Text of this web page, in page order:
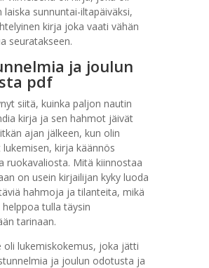
laiska sunnuntai-iltapäiväksi,
kirja joka vaati vähän
seuratakseen.
ja joulun
pdf
siitä, kuinka paljon nautin
kirja​ ja sen hahmot jäivät
ajan jälkeen, kun olin
kirja käännös
ruokavaliosta. Mitä kiinnostaa
on usein kirjailijan kyky luoda
hahmoja ja tilanteita, mikä
tulla täysin
tarinaan.
oli lukemiskokemus, joka jätti
ja joulun odotusta ja